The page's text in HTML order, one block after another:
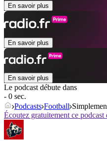
En savoir plus
En savoir plus
En savoir plus
Le podcast débute dans
- 0 sec.
Podcasts Football
Écoutez gratuitement ce